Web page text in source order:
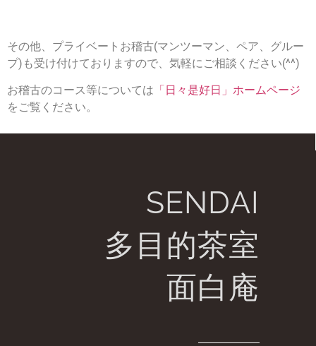
その他、プライベートお稽古(マンツーマン、ペア、グルー
プ)も受け付けておりますので、気軽にご相談ください(^^)
お稽古のコース等については 「日々是好日」ホームページ
をご覧ください。
SENDAI
多目的茶室
面白庵